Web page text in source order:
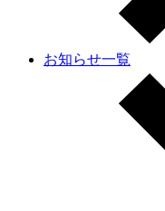
お知らせ一覧